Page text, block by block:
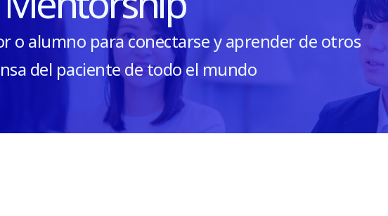
o alumno para conectarse y aprender de otros
del paciente de todo el mundo